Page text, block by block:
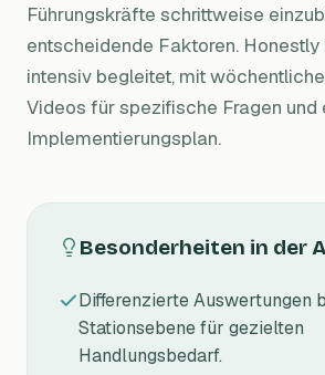
Führungskräfte schrittweise
entscheidende Faktoren.
intensiv begleitet, mit
Videos für spezifische Fragen und
Implementierungsplan.
Besonderheiten in der
Differenzierte Auswertungen
Stationsebene für gezielten
Handlungsbedarf.